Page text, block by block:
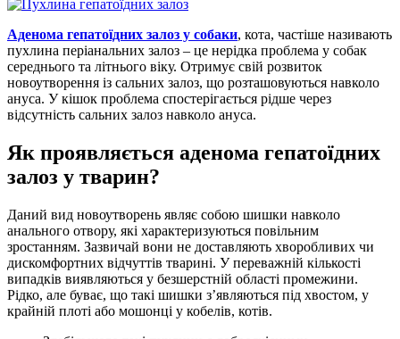
Аденома гепатоїдних залоз у собаки, кота, частіше називають
пухлина періанальних залоз – це нерідка проблема у собак
середнього та літнього віку. Отримує свій розвиток
новоутворення із сальних залоз, що розташовуються навколо
ануса. У кішок проблема спостерігається рідше через
відсутність сальних залоз навколо ануса.
Як проявляється аденома гепатоїдних
залоз у тварин?
Даний вид новоутворень являє собою шишки навколо
анального отвору, які характеризуються повільним
зростанням. Зазвичай вони не доставляють хворобливих чи
дискомфортних відчуттів тварині. У переважній кількості
випадків виявляються у безшерстній області промежини.
Рідко, але буває, що такі шишки з’являються під хвостом, у
крайній плоті або мошонці у кобелів, котів.